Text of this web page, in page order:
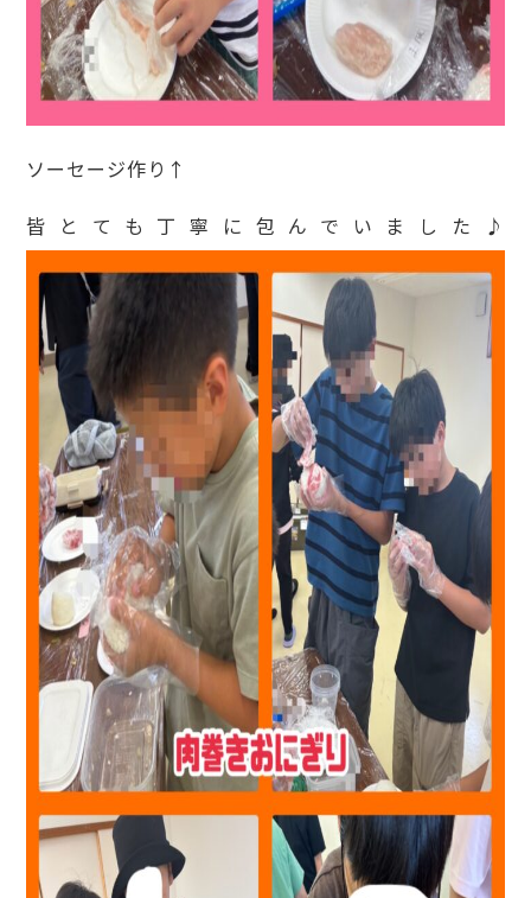
ソーセージ作り↑
皆とても丁寧に包んでいました♪